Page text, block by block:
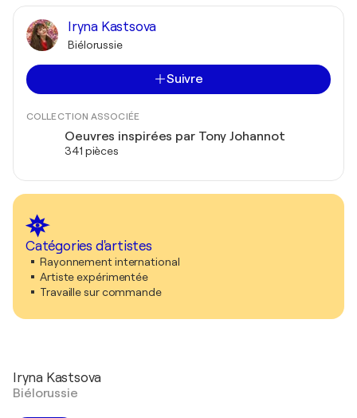
Iryna Kastsova
Biélorussie
Suivre
COLLECTION ASSOCIÉE
Oeuvres inspirées par Tony Johannot
341 pièces
Catégories d'artistes
Rayonnement international
Artiste expérimentée
Travaille sur commande
Iryna Kastsova
Biélorussie